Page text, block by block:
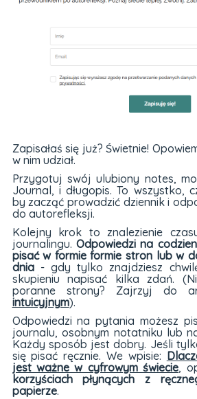
Zapisałaś się już? Świetnie!
w nim udział.
Przygotuj swój ulubiony notes,
Journal, i długopis. To wszystko,
by zacząć prowadzić dziennik i
do autorefleksji.
Kolejny krok to znalezienie
journalingu. Odpowiedzi na
pisać w formie formie stron lub w
dnia- gdy tylko znajdziesz
skupieniu napisać kilka zdań.
poranne strony? Zajrzyj do
intuicyjnym).
Odpowiedzi na pytania możesz
journalu, osobnym notatniku lub
Każdy sposób jest dobry. Jeśli
się pisać ręcznie. We wpisie:
jest ważne w cyfrowym świecie,
korzyściach płynących z
papierze.